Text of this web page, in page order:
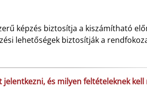
képzés biztosítja a kiszámítható
lehetőségek biztosítják a
és milyen feltételeknek kell